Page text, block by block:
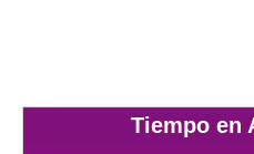
Tiempo en